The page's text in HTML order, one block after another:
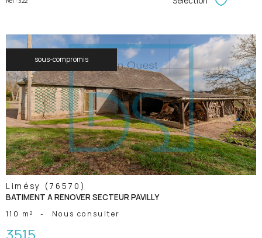
Sélectionner
sous-compromis
voir le
bien
Limésy (76570)
BATIMENT A RENOVER SECTEUR PAVILLY
110 m² - Nous consulter
3515